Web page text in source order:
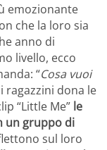
emozionante
che la loro sia
anno di
livello, ecco
“Cosa vuoi
ragazzini dona le
“Little Me” le
un gruppo di
sul loro